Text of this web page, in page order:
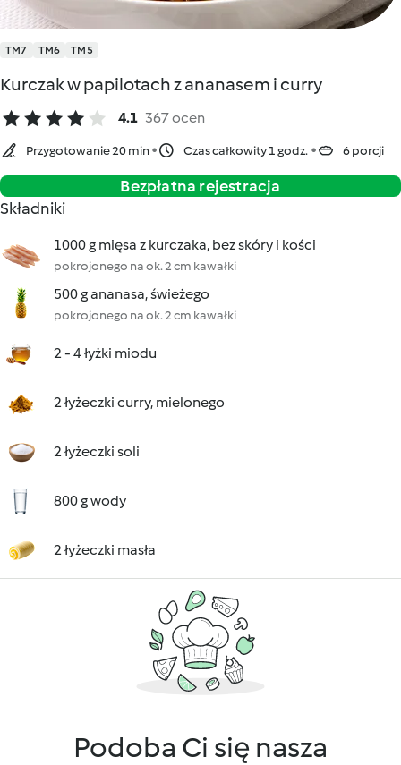
TM7 TM6 TM5
Kurczak w papilotach z ananasem i curry
4.1 367 ocen
Przygotowanie 20 min Czas całkowity 1 godz. 6 porcji
Bezpłatna rejestracja
Składniki
1000 g mięsa z kurczaka, bez skóry i kości
pokrojonego na ok. 2 cm kawałki
500 g ananasa, świeżego
pokrojonego na ok. 2 cm kawałki
2 - 4 łyżki miodu
2 łyżeczki curry, mielonego
2 łyżeczki soli
800 g wody
2 łyżeczki masła
Podoba Ci się nasza